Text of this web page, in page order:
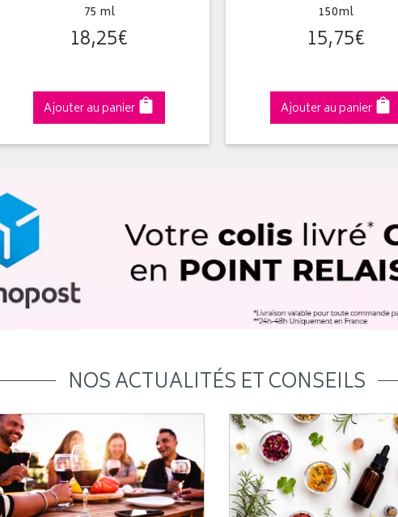
75 ml
18,25€
Ajouter au panier
150ml
15,75€
Ajouter au panier
NOS ACTUALITÉS ET CONSEILS